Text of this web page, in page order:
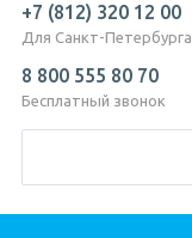
+7 (812) 320 12 00
Для Санкт-Петербурга
8 800 555 80 70
Бесплатный звонок